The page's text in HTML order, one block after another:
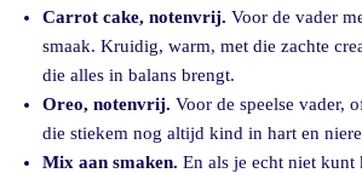
Carrot cake, notenvrij. Voor de vader
smaak. Kruidig, warm, met die zachte
die alles in balans brengt.
Oreo, notenvrij. Voor de speelse vader,
die stiekem nog altijd kind in hart en
Mix aan smaken. En als je echt niet kunt